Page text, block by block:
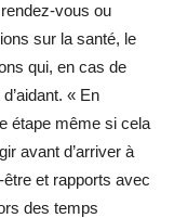
vous ou
sur la santé, le
qui, en cas de
« En
étape même si cela
avant d’arriver à
être et rapports avec
des temps